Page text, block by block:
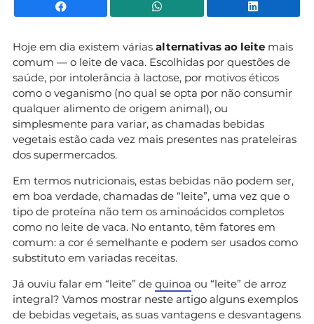
Facebook WhatsApp
Hoje em dia existem várias alternativas ao leite mais
comum — o leite de vaca. Escolhidas por questões de
saúde, por intolerância à lactose, por motivos éticos
como o veganismo (no qual se opta por não consumir
qualquer alimento de origem animal), ou
simplesmente para variar, as chamadas bebidas
vegetais estão cada vez mais presentes nas prateleiras
dos supermercados.
Em termos nutricionais, estas bebidas não podem ser,
em boa verdade, chamadas de “leite”, uma vez que o
tipo de proteína não tem os aminoácidos completos
como no leite de vaca. No entanto, têm fatores em
comum: a cor é semelhante e podem ser usados como
substituto em variadas receitas.
Já ouviu falar em “leite” de quinoa ou “leite” de arroz
integral? Vamos mostrar neste artigo alguns exemplos
de bebidas vegetais, as suas vantagens e desvantagens